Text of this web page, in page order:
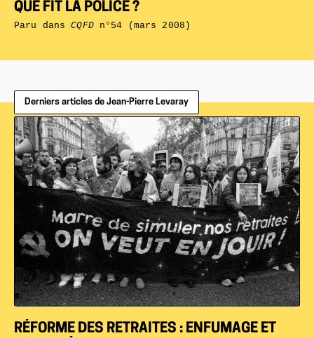
QUE FIT LA POLICE ?
Paru dansCQFDn°54 (mars 2008)
Derniers articles de Jean-Pierre Levaray
RÉFORME DES RETRAITES : ENFUMAGE ET